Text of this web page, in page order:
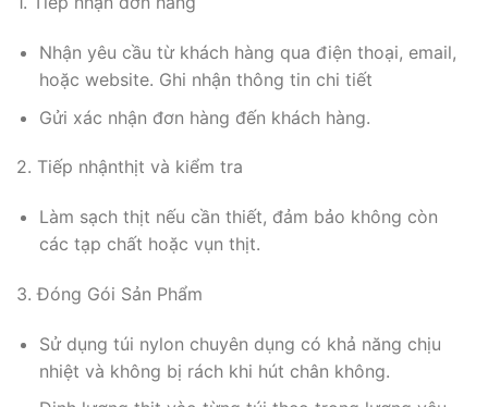
Nhận yêu cầu từ khách hàng qua điện thoại, email,
hoặc website. Ghi nhận thông tin chi tiết
Gửi xác nhận đơn hàng đến khách hàng.
2. Tiếp nhậnthịt và kiểm tra
Làm sạch thịt nếu cần thiết, đảm bảo không còn
các tạp chất hoặc vụn thịt.
3. Đóng Gói Sản Phẩm
Sử dụng túi nylon chuyên dụng có khả năng chịu
nhiệt và không bị rách khi hút chân không.